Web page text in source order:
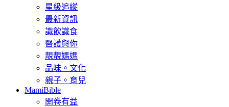
星級追縱
最新資訊
識飲識食
醫護與你
靚靚媽媽
品味。文化
親子。育兒
MamiBible
開卷有益